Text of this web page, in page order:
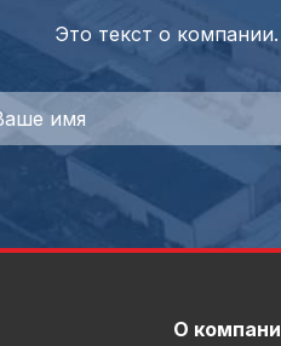
Это текст о
О